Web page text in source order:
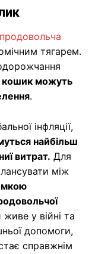
продовольча
тягарем.
кошик можуть
.
інфляції,
найбільш
витрат. Для
між
у війні та
допомоги,
справжнім